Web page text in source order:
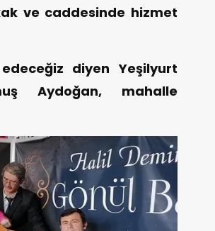
ve caddesinde hizmet
diyen Yeşilyurt
Aydoğan, mahalle